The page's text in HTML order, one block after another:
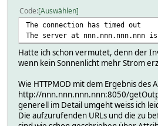
Code Auswählen
The connection has timed out
The server at nnn.nnn.nnn.nnn
Hatte ich schon vermutet, denn der
wenn kein Sonnenlicht mehr Strom
Wie HTTPMOD mit dem Ergebnis des
http://nnn.nnn.nnn.nnn:8050/
generell im Detail umgeht weiss ich
Die aufzurufenden URLs und die zu